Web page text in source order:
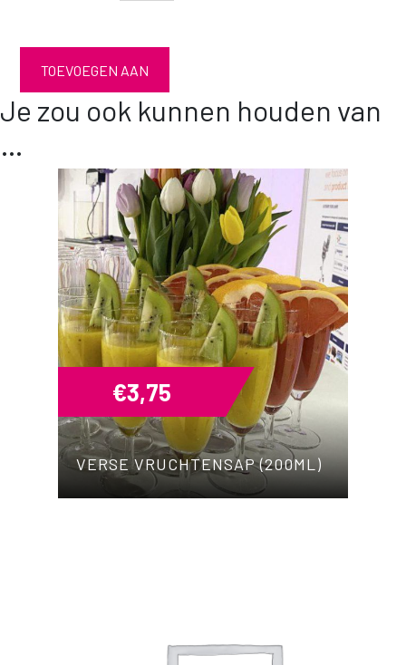
TOEVOEGEN AAN
WINKELWAGEN
Je zou ook kunnen houden van
…
VERSE VRUCHTENSAP (200ML)
€3,75